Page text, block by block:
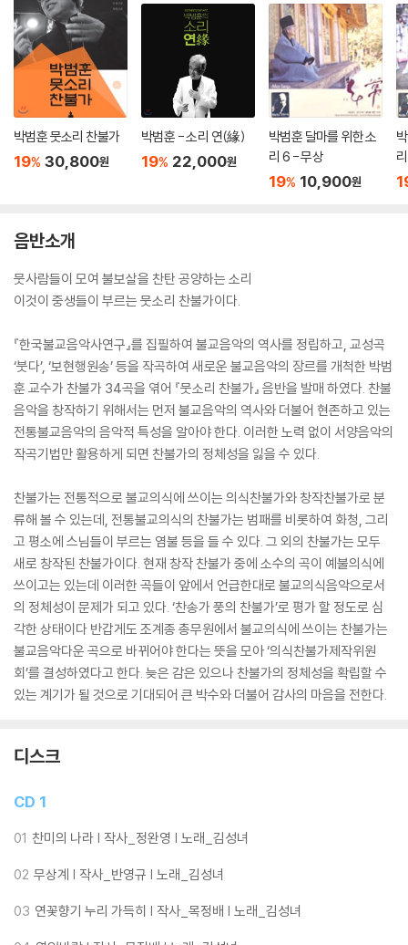
박범훈 뭇소리 찬불가
19% 30,800원
박범훈 - 소리 연(緣)
19% 22,000원
박범훈 달마를 위한 소
리 6 - 무상
19% 10,900원
음반소개
뭇사람들이 모여 불보살을 찬탄 공양하는 소리
이것이 중생들이 부르는 뭇소리 찬불가이다.
『한국불교음악사연구』를 집필하여 불교음악의 역사를 정립하고, 교성곡
‘붓다’, ‘보현행원송’ 등을 작곡하여 새로운 불교음악의 장르를 개척한 박범
훈 교수가 찬불가 34곡을 엮어 『뭇소리 찬불가』 음반을 발매 하였다. 찬불
음악을 창작하기 위해서는 먼저 불교음악의 역사와 더불어 현존하고 있는
전통불교음악의 음악적 특성을 알아야 한다. 이러한 노력 없이 서양음악의
작곡기법만 활용하게 되면 찬불가의 정체성을 잃을 수 있다.
찬불가는 전통적으로 불교의식에 쓰이는 의식찬불가와 창작찬불가로 분
류해 볼 수 있는데, 전통불교의식의 찬불가는 범패를 비롯하여 화청, 그리
고 평소에 스님들이 부르는 염불 등을 들 수 있다. 그 외의 찬불가는 모두
새로 창작된 찬불가이다. 현재 창작 찬불가 중에 소수의 곡이 예불의식에
쓰이고는 있는데 이러한 곡들이 앞에서 언급한대로 불교의식음악으로서
의 정체성이 문제가 되고 있다. ‘찬송가 풍의 찬불가’로 평가 할 정도로 심
각한 상태이다 반갑게도 조계종 총무원에서 불교의식에 쓰이는 찬불가는
불교음악다운 곡으로 바뀌어야 한다는 뜻을 모아 ‘의식찬불가제작위원
회’를 결성하였다고 한다. 늦은 감은 있으나 찬불가의 정체성을 확립할 수
있는 계기가 될 것으로 기대되어 큰 박수와 더불어 감사의 마음을 전한다.
디스크
CD 1
01 찬미의 나라 | 작사_정완영 | 노래_김성녀
02 무상계 | 작사_반영규 | 노래_김성녀
03 연꽃향기 누리 가득히 | 작사_목정배 | 노래_김성녀